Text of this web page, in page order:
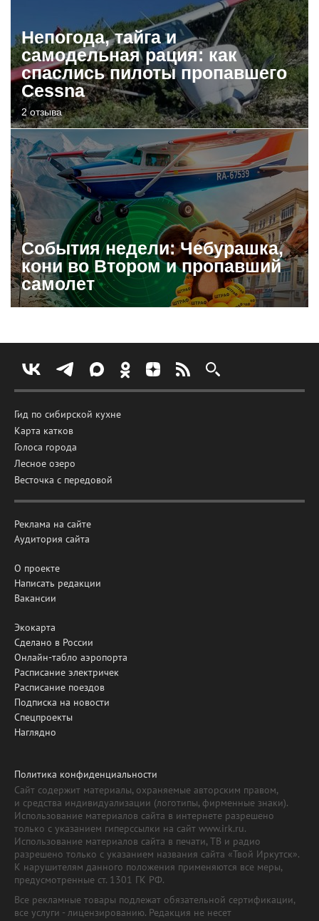
Непогода, тайга и
самодельная рация: как
спаслись пилоты пропавшего
Cessna
2 отзыва
События недели: Чебурашка,
кони во Втором и пропавший
самолет
Гид по сибирской кухне
Карта катков
Голоса города
Лесное озеро
Весточка с передовой
Реклама на сайте
Аудитория сайта
О проекте
Написать редакции
Вакансии
Экокарта
Сделано в России
Онлайн-табло аэропорта
Расписание электричек
Расписание поездов
Подписка на новости
Спецпроекты
Наглядно
Политика конфиденциальности
Сайт содержит материалы, охраняемые авторским правом,
и средства индивидуализации (логотипы, фирменные знаки).
Использование материалов сайта в интернете разрешено
только с указанием гиперссылки на сайт www.irk.ru.
Использование материалов сайта в печати, ТВ и радио
разрешено только с указанием названия сайта «Твой Иркутск».
К нарушителям данного положения применяются все меры,
предусмотренные ст. 1301 ГК РФ.
Все рекламные товары подлежат обязательной сертификации,
все услуги - лицензированию. Редакция не несет